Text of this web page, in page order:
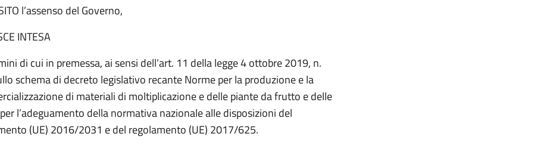
l’assenso del Governo,
INTESA
di cui in premessa, ai sensi dell’art. 11 della legge 4 ottobre 2019, n.
schema di decreto legislativo recante Norme per la produzione e la
di materiali di moltiplicazione e delle piante da frutto e delle
l’adeguamento della normativa nazionale alle disposizioni del
(UE) 2016/2031 e del regolamento (UE) 2017/625.